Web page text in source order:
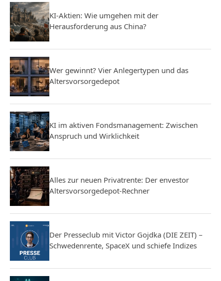
KI-Aktien: Wie umgehen mit der
Herausforderung aus China?
Wer gewinnt? Vier Anlegertypen und das
Altersvorsorgedepot
KI im aktiven Fondsmanagement: Zwischen
Anspruch und Wirklichkeit
Alles zur neuen Privatrente: Der envestor
Altersvorsorgedepot-Rechner
Der Presseclub mit Victor Gojdka (DIE ZEIT) –
Schwedenrente, SpaceX und schiefe Indizes